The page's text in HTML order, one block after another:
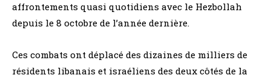
affrontements quasi quotidiens avec le Hezbollah
depuis le 8 octobre de l’année dernière.
Ces combats ont déplacé des dizaines de milliers de
résidents libanais et israéliens des deux côtés de la